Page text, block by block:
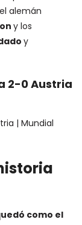
alemán
y los
y
2-0 Austria
como el